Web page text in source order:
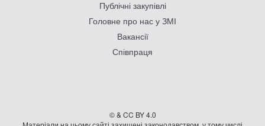
Публічні закупівлі
Головне про нас у ЗМІ
Вакансії
Співпраця
© & CC BY 4.0